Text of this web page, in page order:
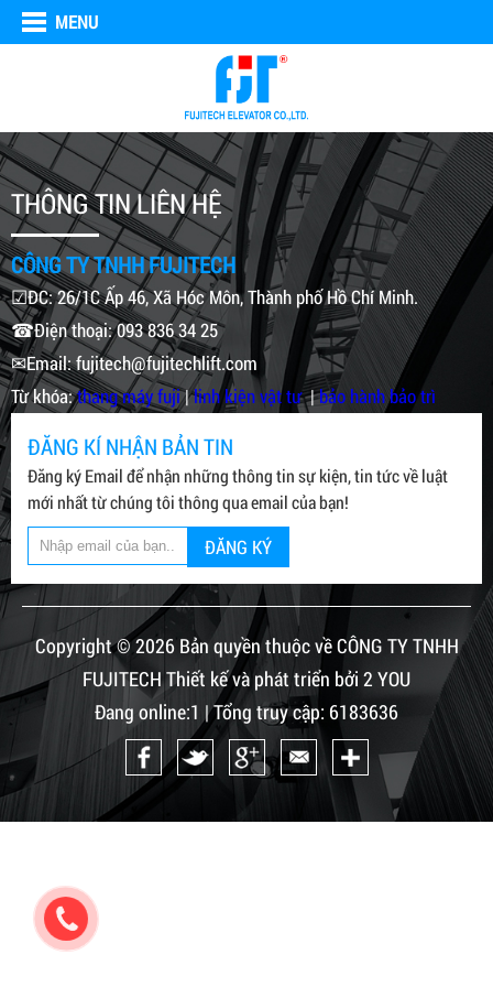
MENU
THÔNG TIN LIÊN HỆ
CÔNG TY TNHH FUJITECH
☑ĐC: 26/1C Ấp 46, Xã Hóc Môn, Thành phố Hồ Chí Minh.
☎Điện thoại: 093 836 34 25
✉Email: fujitech@fujitechlift.com
Từ khóa:thang máy fuji|linh kiện vật tư|bảo hành bảo trì
ĐĂNG KÍ NHẬN BẢN TIN
Đăng ký Email để nhận những thông tin sự kiện, tin tức về luật
mới nhất từ chúng tôi thông qua email của bạn!
ĐĂNG KÝ
Copyright © 2026 Bản quyền thuộc về CÔNG TY TNHH
FUJITECH Thiết kế và phát triển bởi 2 YOU
Đang online:1 | Tổng truy cập: 6183636